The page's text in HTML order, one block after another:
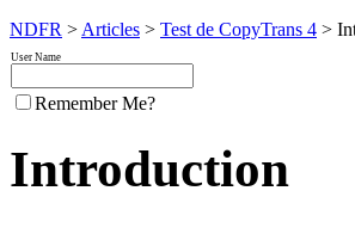
NDFR > Articles > Test de CopyTrans 4 >
User Name
Remember Me?
Introduction